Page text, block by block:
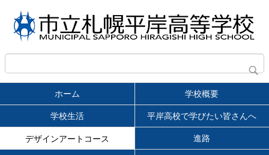
ホーム 学校概要
学校生活 平岸高校で学びたい皆さんへ
デザインアートコース 進路